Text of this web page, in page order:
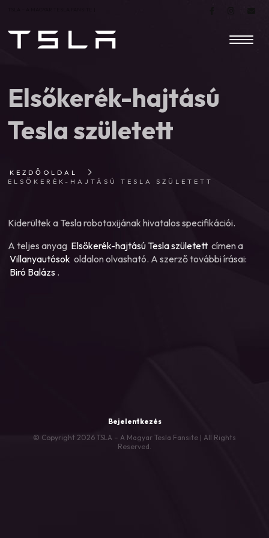
Elsőkerék-hajtású
Tesla született
KEZDŐOLDAL
ELSŐKERÉK-HAJTÁSÚ TESLA SZÜLETETT
Kiderültek a Tesla robotaxijának hivatalos specifikációi.
A teljes anyag Elsőkerék-hajtású Tesla született címen a
Villanyautósok oldalon olvasható. A szerző további írásai:
Biró Balázs .
Bejelentkezés
© Copyright 2026 TSLA – A Magyar Tesla Fansite | All Rights
Reserved.